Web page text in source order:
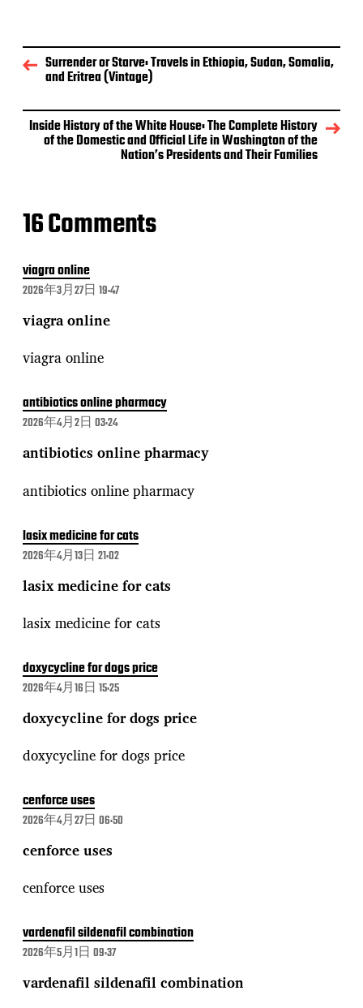
Surrender or Starve: Travels in Ethiopia, Sudan, Somalia,
and Eritrea (Vintage)
Inside History of the White House: The Complete History
of the Domestic and Official Life in Washington of the
Nation’s Presidents and Their Families
16 Comments
viagra online
2026年3月27日 19:47
viagra online
viagra online
antibiotics online pharmacy
2026年4月2日 03:24
antibiotics online pharmacy
antibiotics online pharmacy
lasix medicine for cats
2026年4月13日 21:02
lasix medicine for cats
lasix medicine for cats
doxycycline for dogs price
2026年4月16日 15:25
doxycycline for dogs price
doxycycline for dogs price
cenforce uses
2026年4月27日 06:50
cenforce uses
cenforce uses
vardenafil sildenafil combination
2026年5月1日 09:37
vardenafil sildenafil combination